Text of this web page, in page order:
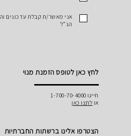
אני מאשר/ת קבלת עדכונים והצעות
הנ"ל
לחץ כאן לטופס הזמנת מנוי
לחצו כאן
הצטרפו אלינו ברשתות החברתיות